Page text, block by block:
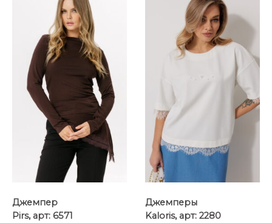
Джемпер
Pirs, арт: 6571
Джемперы
Kaloris, арт: 2280